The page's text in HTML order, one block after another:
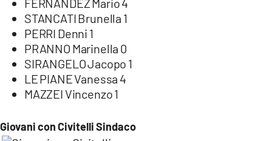
STANCATI Brunella 1
PERRI Denni 1
PRANNO Marinella 0
SIRANGELO Jacopo 1
LE PIANE Vanessa 4
MAZZEI Vincenzo 1
Giovani con Civitelli Sindaco